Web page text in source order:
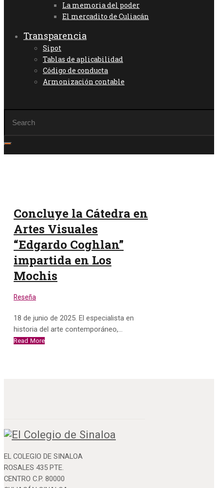
La memoria del poder
El mercadito de Culiacán
Transparencia
Sipot
Tablas de aplicabilidad
Código de conducta
Armonización contable
Concluye la Cátedra en
Artes Visuales
“Edgardo Coghlan”
impartida en Los
Mochis
Reseña
18 de junio de 2025. El especialista en
historia del arte contemporáneo,…
Read More
EL COLEGIO DE SINALOA
ROSALES 435 PTE.
CENTRO C.P. 80000